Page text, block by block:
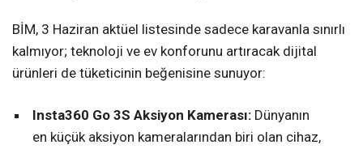
BİM, 3 Haziran aktüel listesinde sadece karavanla sınırlı
kalmıyor; teknoloji ve ev konforunu artıracak dijital
ürünleri de tüketicinin beğenisine sunuyor:
Insta360 Go 3S Aksiyon Kamerası: Dünyanın
en küçük aksiyon kameralarından biri olan cihaz,